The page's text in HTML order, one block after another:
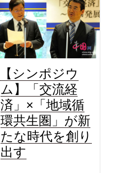
【シンポジウ
ム】「交流経
済」×「地域循
環共生圏」が新
たな時代を創り
出す